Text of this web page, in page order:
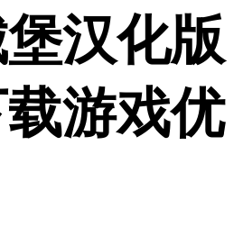
汉化版
游戏优